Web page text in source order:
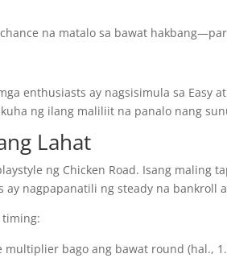
na matalo sa bawat
enthusiasts ay nagsisimula sa Easy
ng ilang maliliit na panalo nang
Lahat
ng Chicken Road. Isang maling
nagpapanatili ng steady na bankroll
timing:
bago ang bawat round (hal.,